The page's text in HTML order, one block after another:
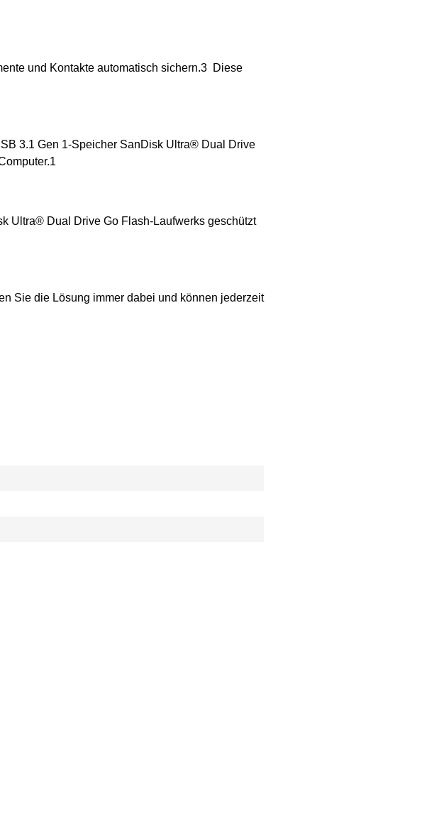
und Kontakte automatisch sichern.3 Diese
3.1 Gen 1-Speicher SanDisk Ultra® Dual Drive
Ultra® Dual Drive Go Flash-Laufwerks geschützt
Sie die Lösung immer dabei und können jederzeit